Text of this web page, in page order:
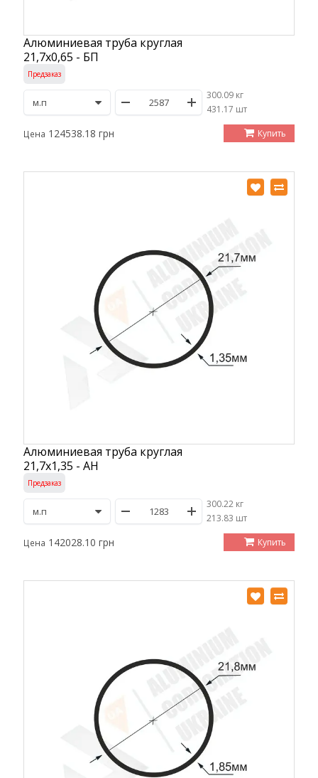
Алюминиевая труба круглая
21,7х0,65 - БП
Предзаказ
300.09 кг
/431.17 шт
Цена 124538.18 грн Купить
Алюминиевая труба круглая
21,7х1,35 - АН
Предзаказ
300.22 кг
/213.83 шт
Цена 142028.10 грн Купить